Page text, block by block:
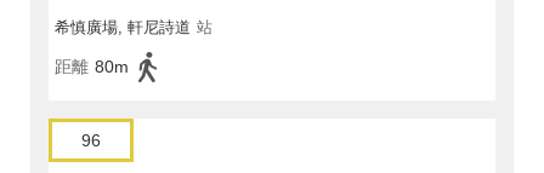
希慎廣場, 軒尼詩道 站
距離 80m
96